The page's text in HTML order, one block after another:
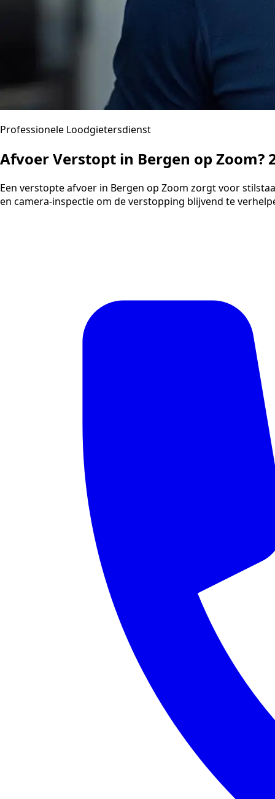
Professionele Loodgietersdienst
Afvoer Verstopt in Bergen op Zoom?
Een verstopte afvoer in Bergen op Zoom zorgt voor
en camera-inspectie om de verstopping blijvend te